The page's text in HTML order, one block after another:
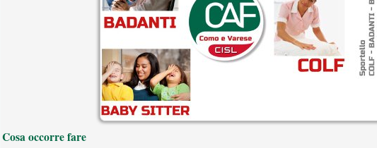
Cosa occorre fare